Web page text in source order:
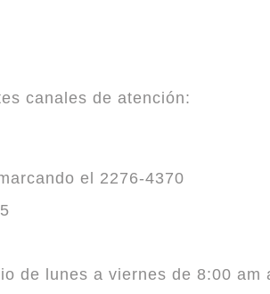
canales de atención:
el 2276-4370
de lunes a viernes de 8:00 am